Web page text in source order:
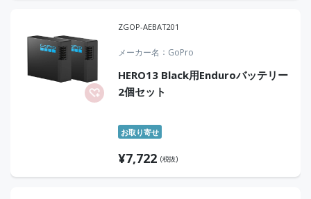
ZGOP-AEBAT201
メーカー名 GoPro
HERO13 Black用Enduroバッテリー
2個セット
お取り寄せ
¥7,722 (税抜)